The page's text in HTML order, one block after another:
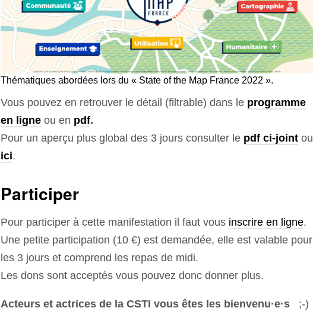
Thématiques abordées lors du « State of the Map France 2022 ».
Vous pouvez en retrouver le détail (filtrable) dans le programme
en ligneou en pdf.
Pour un aperçu plus global des 3 jours consulter le pdf ci-joint ou
ici.
Participer
Pour participer à cette manifestation il faut vous inscrire en ligne.
Une petite participation (10 €) est demandée, elle est valable pour
les 3 jours et comprend les repas de midi.
Les dons sont acceptés vous pouvez donc donner plus.
Acteurs et actrices de la CSTI vous êtes les bienvenu·e·s ;-)